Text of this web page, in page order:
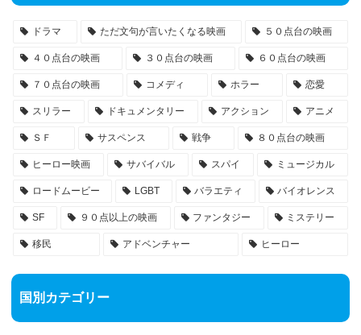
ドラマ ただ文句が言いたくなる映画 ５０点台の映画
４０点台の映画 ３０点台の映画 ６０点台の映画
７０点台の映画 コメディ ホラー 恋愛
スリラー ドキュメンタリー アクション アニメ
ＳＦ サスペンス 戦争 ８０点台の映画
ヒーロー映画 サバイバル スパイ ミュージカル
ロードムービー LGBT バラエティ バイオレンス
SF ９０点以上の映画 ファンタジー ミステリー
移民 アドベンチャー ヒーロー
国別カテゴリー